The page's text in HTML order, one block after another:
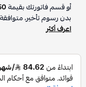
أو قسم فاتورتك بقيمة
بدون رسوم تأخير،
اعرف أكثر